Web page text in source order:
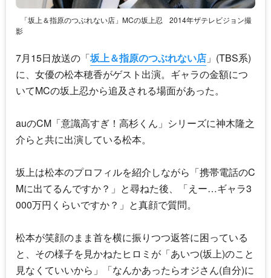
「坂上＆指原のつぶれない店」MCの坂上忍
2014年ザテレビジョン撮
影
7月15日放送の「坂上＆指原のつぶれない店 」(TBS系)
に、女優の松本穂香がゲスト出演。ギャラの金額につ
いてMCの坂上忍から追及される場面があった。
auのCM「意識高すぎ！高杉くん」シリーズに神木隆之
介らと共に出演している松本。
坂上は松本のプロフィルを紹介しながら「携帯電話のC
Mに出てるんですか？」と尋ねた後、「えー…ギャラ3
000万円くらいですか？」と真顔で質問。
松本が笑顔のまま首を横に振りつつ返答に困っている
と、その様子を見かねたヒロミが「あいつ(坂上)のこと
見なくていいから」「なんかあったらオジさん(自分)に